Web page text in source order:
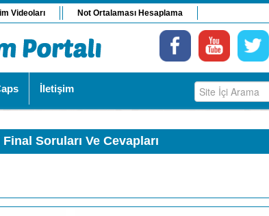
Videoları Not Ortalaması Hesaplama
İletişim
Soruları Ve Cevapları